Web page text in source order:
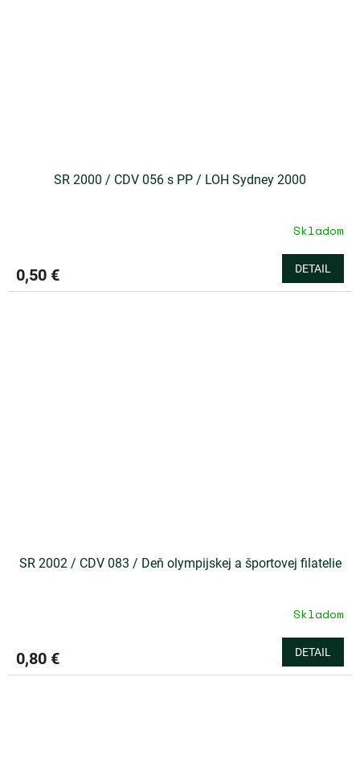
SR 2000 / CDV 056 s PP / LOH Sydney 2000
Skladom
0,50 € DETAIL
SR 2002 / CDV 083 / Deň olympijskej a športovej filatelie
Skladom
0,80 € DETAIL